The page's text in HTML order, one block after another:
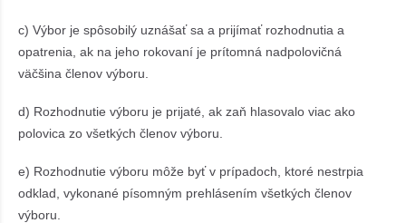
c) Výbor je spôsobilý uznášať sa a prijímať rozhodnutia a
opatrenia, ak na jeho rokovaní je prítomná nadpolovičná
väčšina členov výboru.
d) Rozhodnutie výboru je prijaté, ak zaň hlasovalo viac ako
polovica zo všetkých členov výboru.
e) Rozhodnutie výboru môže byť v prípadoch, ktoré nestrpia
odklad, vykonané písomným prehlásením všetkých členov
výboru.